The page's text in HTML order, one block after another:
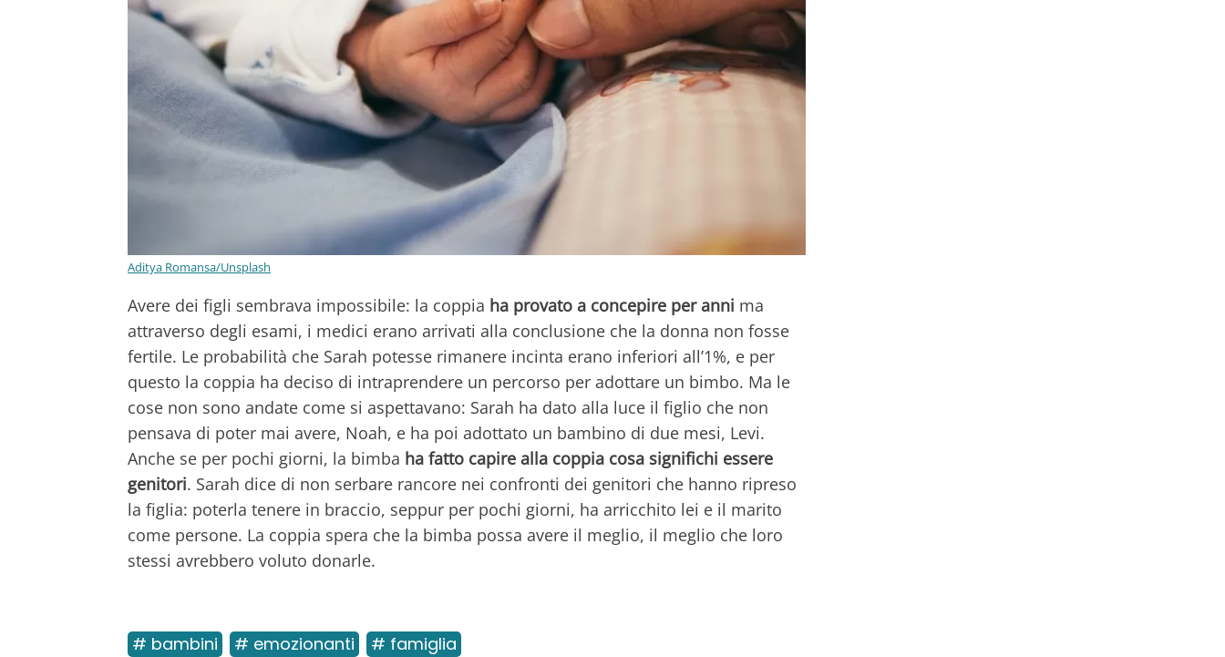
Aditya Romansa/Unsplash
Avere dei figli sembrava impossibile: la coppia ha provato a concepire per anni ma
attraverso degli esami, i medici erano arrivati alla conclusione che la donna non fosse
fertile. Le probabilità che Sarah potesse rimanere incinta erano inferiori all’1%, e per
questo la coppia ha deciso di intraprendere un percorso per adottare un bimbo. Ma le
cose non sono andate come si aspettavano: Sarah ha dato alla luce il figlio che non
pensava di poter mai avere, Noah, e ha poi adottato un bambino di due mesi, Levi.
Anche se per pochi giorni, la bimba ha fatto capire alla coppia cosa significhi essere
genitori. Sarah dice di non serbare rancore nei confronti dei genitori che hanno ripreso
la figlia: poterla tenere in braccio, seppur per pochi giorni, ha arricchito lei e il marito
come persone. La coppia spera che la bimba possa avere il meglio, il meglio che loro
stessi avrebbero voluto donarle.
# bambini # emozionanti # famiglia